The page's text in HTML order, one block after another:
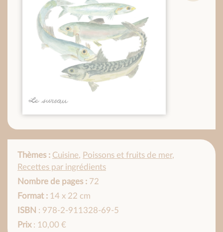
Thèmes : Cuisine, Poissons et fruits de mer,
Recettes par ingrédients
Nombre de pages : 72
Format : 14 x 22 cm
ISBN : 978-2-911328-69-5
Prix: 10,00 €